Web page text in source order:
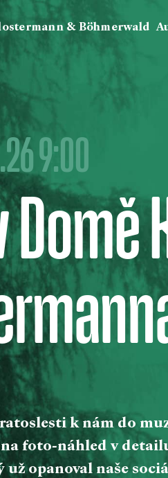
& Böhmerwald
9:00
k nám do
foto-náhled v
opanoval naše